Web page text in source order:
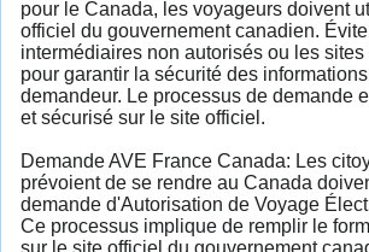
pour le Canada, les voyageurs doivent
officiel du gouvernement canadien.
intermédiaires non autorisés ou les sites
pour garantir la sécurité des
demandeur. Le processus de demande
et sécurisé sur le site officiel.
Demande AVE France Canada: Les
prévoient de se rendre au Canada
demande d'Autorisation de Voyage
Ce processus implique de remplir le
sur le site officiel du gouvernement